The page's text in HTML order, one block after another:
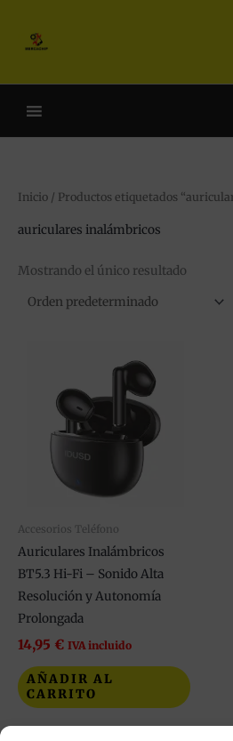
contenido
Inicio / Productos etiquetados
auriculares inalámbricos
Mostrando el único resultado
Accesorios Teléfono
Auriculares Inalámbricos
BT5.3 Hi-Fi – Sonido Alta
Resolución y Autonomía
Prolongada
14,95 € IVA incluido
AÑADIR AL
CARRITO